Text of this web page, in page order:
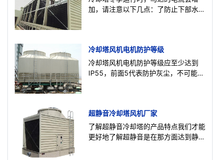
加，请注意以下几点：了防止下部水槽
冷却塔风机电机防护等级
冷却塔风机电机防护等级应至少达到
IP55，前面5代表防护灰尘，不可能完
超静音冷却塔风机厂家
了解超静音冷却塔的产品特点我们才能
更好地了解超静音是在那方面达到静音